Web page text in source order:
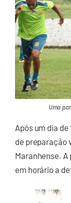
Uma
Após um dia
de preparação
Maranhense.
em horário a